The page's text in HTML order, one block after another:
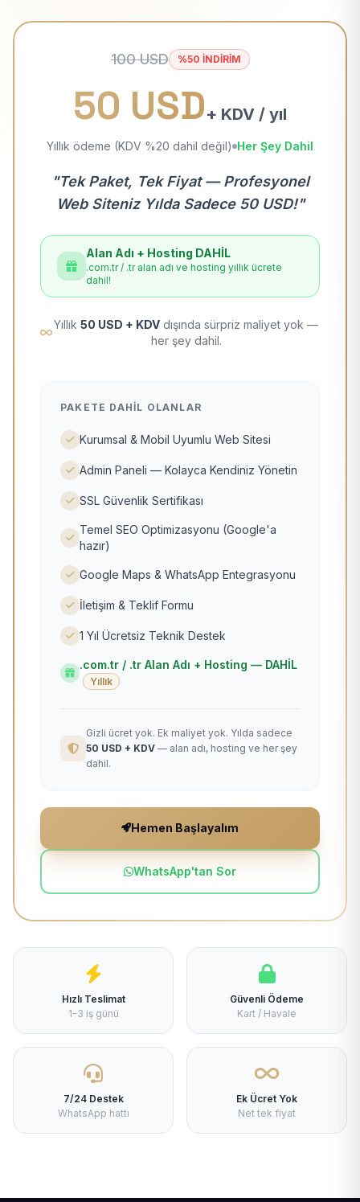
100 USD %50 İNDİRİM
50 USD+ KDV / yıl
Yıllık ödeme (KDV %20 dahil değil) Her Şey Dahil
"Tek Paket, Tek Fiyat — Profesyonel
Web Siteniz Yılda Sadece 50 USD!"
Alan Adı + Hosting DAHİL
.com.tr / .tr alan adı ve hosting yıllık ücrete
dahil!
Yıllık 50 USD + KDV dışında sürpriz maliyet yok —
her şey dahil.
PAKETE DAHIL OLANLAR
Kurumsal & Mobil Uyumlu Web Sitesi
Admin Paneli — Kolayca Kendiniz Yönetin
SSL Güvenlik Sertifikası
Temel SEO Optimizasyonu (Google'a
hazır)
Google Maps & WhatsApp Entegrasyonu
İletişim & Teklif Formu
1 Yıl Ücretsiz Teknik Destek
.com.tr / .tr Alan Adı + Hosting — DAHİL
Yıllık
Gizli ücret yok. Ek maliyet yok. Yılda sadece
50 USD + KDV — alan adı, hosting ve her şey
dahil.
Hemen Başlayalım
WhatsApp'tan Sor
Hızlı Teslimat
1-3 iş günü
Güvenli Ödeme
Kart / Havale
7/24 Destek
WhatsApp hattı
Ek Ücret Yok
Net tek fiyat